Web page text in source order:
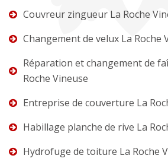
Couvreur zingueur La Roche
Changement de velux La Roche
Réparation et changement de
Roche Vineuse
Entreprise de couverture La
Habillage planche de rive La
Hydrofuge de toiture La Roche